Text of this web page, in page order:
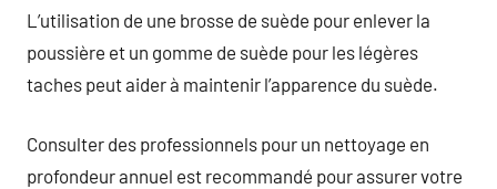
L’utilisation de une brosse de suède pour enlever la
poussière et un gomme de suède pour les légères
taches peut aider à maintenir l’apparence du suède.
Consulter des professionnels pour un nettoyage en
profondeur annuel est recommandé pour assurer votre